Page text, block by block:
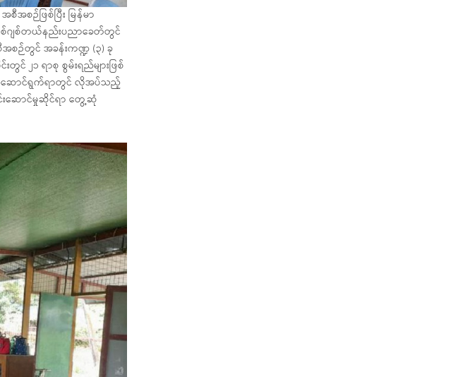
အစဉ်ဖြစ်ပြီး မြန်မာ
ဒစ်ဂျစ်တယ်နည်းပညာခေတ်တွင်
အစဉ်တွင် အခန်းကဏ္ဍ (၃) ခု
င် ၂၁ ရာစု စွမ်းရည်များဖြစ်
သွယ်ဆောင်ရွက်ရာတွင် လိုအပ်သည့်
င်းဆောင်မှုဆိုင်ရာ တွေ့ဆုံ